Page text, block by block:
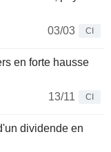
03/03
CI
en forte hausse
13/11
CI
dividende en